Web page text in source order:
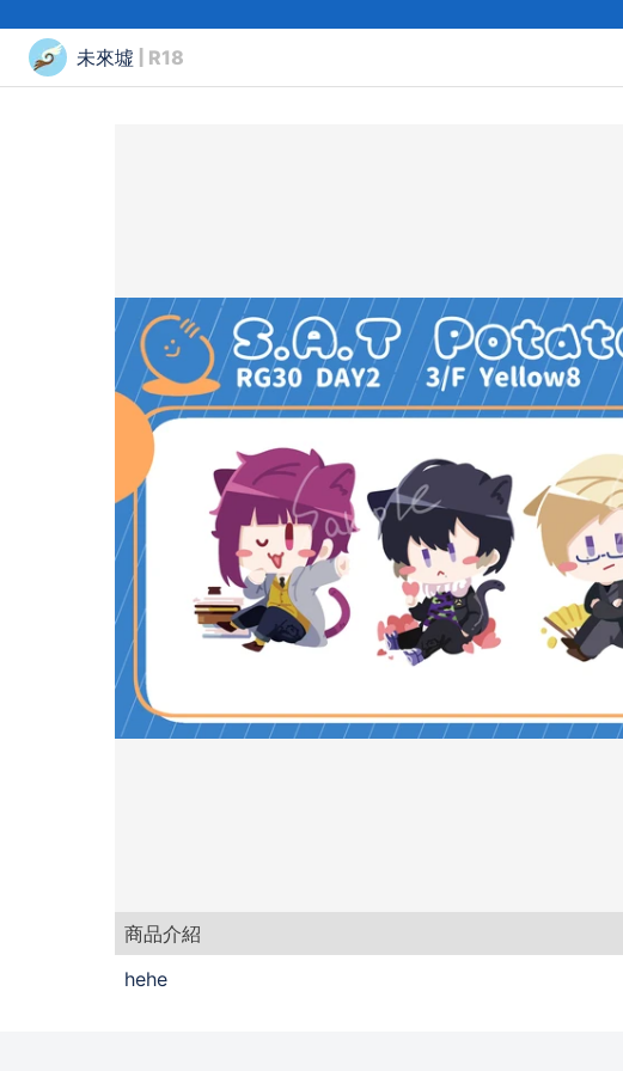
未來墟 | R18
商品介紹
hehe